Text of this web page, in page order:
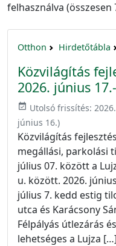
felhasználva (összesen
Otthon Hirdetőtábla
Közvilágítás
2026. június
event_available Utolsó frissítés:
június 16.)
Közvilágítás
megállási, parkolási
július 07. között a
u. között. 2026.
július 7. kedd estig
utca és Karácsony
Félpályás útlezárás
lehetséges a Lujza […]